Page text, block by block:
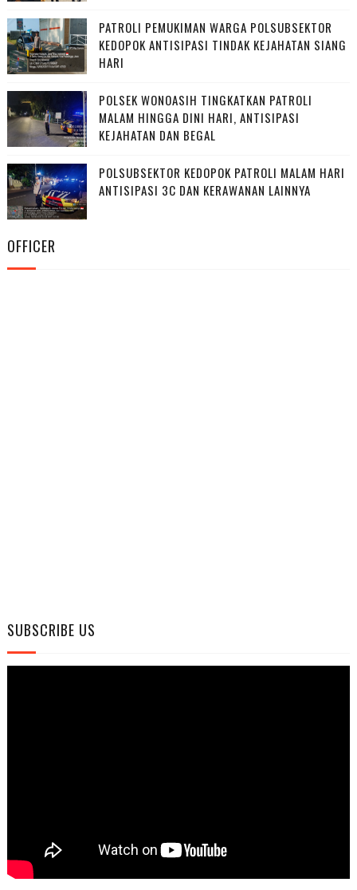
PATROLI PEMUKIMAN WARGA POLSUBSEKTOR
KEDOPOK ANTISIPASI TINDAK KEJAHATAN SIANG
HARI
POLSEK WONOASIH TINGKATKAN PATROLI
MALAM HINGGA DINI HARI, ANTISIPASI
KEJAHATAN DAN BEGAL
POLSUBSEKTOR KEDOPOK PATROLI MALAM HARI
ANTISIPASI 3C DAN KERAWANAN LAINNYA
OFFICER
SUBSCRIBE US